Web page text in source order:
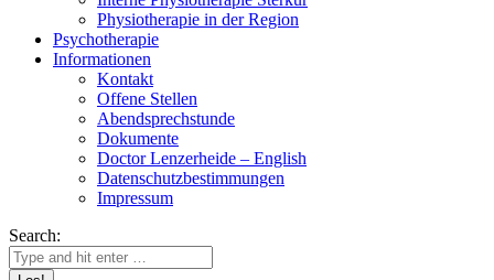
Physiotherapie in der Region
Psychotherapie
Informationen
Kontakt
Offene Stellen
Abendsprechstunde
Dokumente
Doctor Lenzerheide – English
Datenschutzbestimmungen
Impressum
Search: